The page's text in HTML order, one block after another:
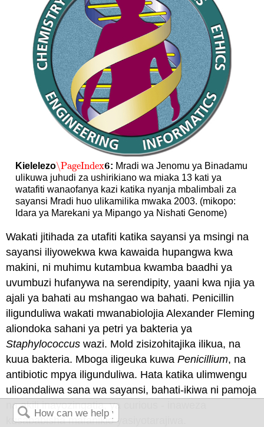
Kielelezo\PageIndex6
\PageIndex6: Mradi wa Jenomu ya Binadamu
ulikuwa juhudi za ushirikiano wa miaka 13 kati ya
watafiti wanaofanya kazi katika nyanja mbalimbali za
sayansi Mradi huo ulikamilika mwaka 2003. (mikopo:
Idara ya Marekani ya Mipango ya Nishati Genome)
Wakati jitihada za utafiti katika sayansi ya msingi na
sayansi iliyowekwa kwa kawaida hupangwa kwa
makini, ni muhimu kutambua kwamba baadhi ya
uvumbuzi hufanywa na serendipity, yaani kwa njia ya
ajali ya bahati au mshangao wa bahati. Penicillin
iligunduliwa wakati mwanabiolojia Alexander Fleming
aliondoka sahani ya petri ya bakteria ya
Staphylococcus wazi. Mold zisizohitajika ilikua, na
kuua bakteria. Mboga iligeuka kuwaPenicillium, na
antibiotic mpya iligunduliwa. Hata katika ulimwengu
ulioandaliwa sana wa sayansi, bahati-ikiwa ni pamoja
na akili inayozingatia, ya curious - inaweza
kusababisha mafanikio yasiyotarajiwa.